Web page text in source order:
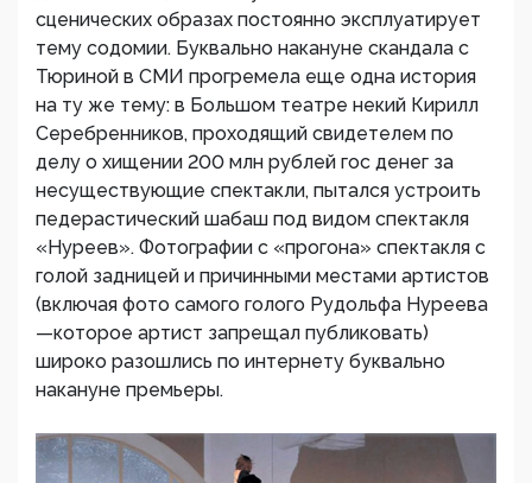
сценических образах постоянно эксплуатирует
тему содомии. Буквально накануне скандала с
Тюриной в СМИ прогремела еще одна история
на ту же тему: в Большом театре некий Кирилл
Серебренников, проходящий свидетелем по
делу о хищении 200 млн рублей гос денег за
несуществующие спектакли, пытался устроить
педерастический шабаш под видом спектакля
«Нуреев». Фотографии с «прогона» спектакля с
голой задницей и причинными местами артистов
(включая фото самого голого Рудольфа Нуреева
—которое артист запрещал публиковать)
широко разошлись по интернету буквально
накануне премьеры.